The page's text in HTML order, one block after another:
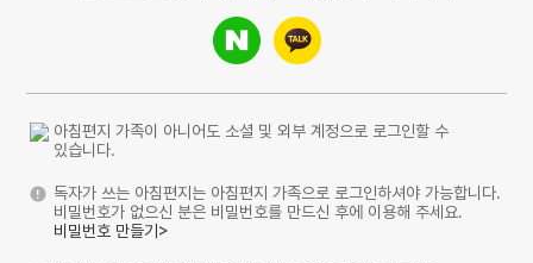
아침편지 가족이 아니어도 소셜 및 외부 계정으로 로그인할 수
있습니다.
독자가 쓰는 아침편지는 아침편지 가족으로 로그인하셔야 가능합니다.
비밀번호가 없으신 분은 비밀번호를 만드신 후에 이용해 주세요.
비밀번호 만들기>